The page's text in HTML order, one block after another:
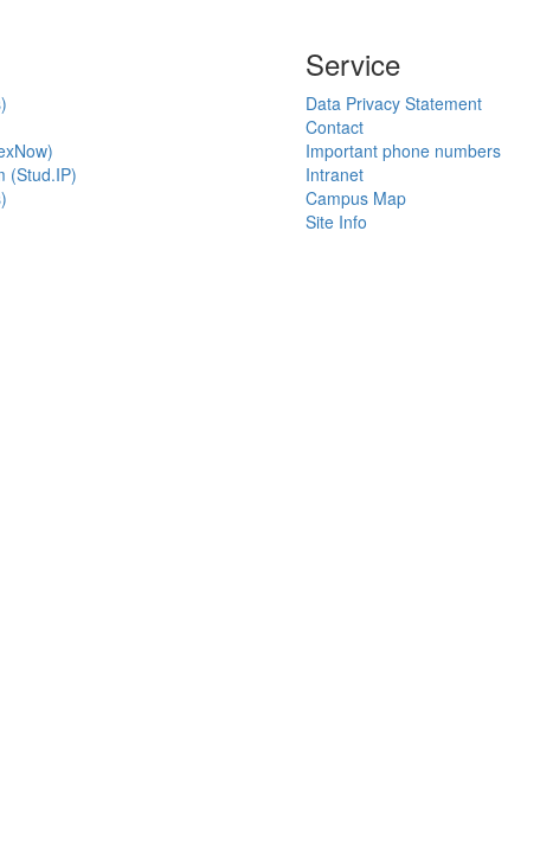
(Stud.IP)
Service
Data Privacy Statement
Contact
Important phone numbers
Intranet
Campus Map
Site Info